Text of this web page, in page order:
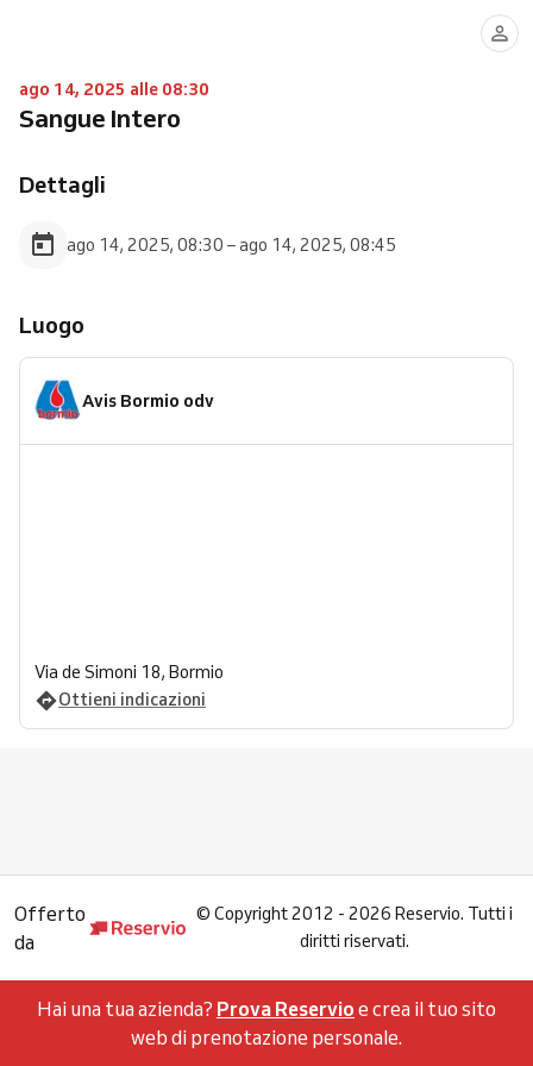
ago 14, 2025 alle 08:30
Sangue Intero
Dettagli
ago 14, 2025, 08:30 – ago 14, 2025, 08:45
Luogo
Avis Bormio odv
Via de Simoni 18, Bormio
Ottieni indicazioni
Offerto
da
© Copyright 2012 - 2026 Reservio. Tutti i
diritti riservati.
Hai una tua azienda? Prova Reservio e crea il tuo sito
web di prenotazione personale.